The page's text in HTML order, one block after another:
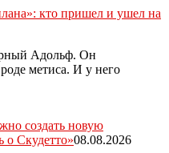
кто пришел и ушел на
Адольф. Он
метиса. И у него
создать новую
о Скудетто»08.08.2026